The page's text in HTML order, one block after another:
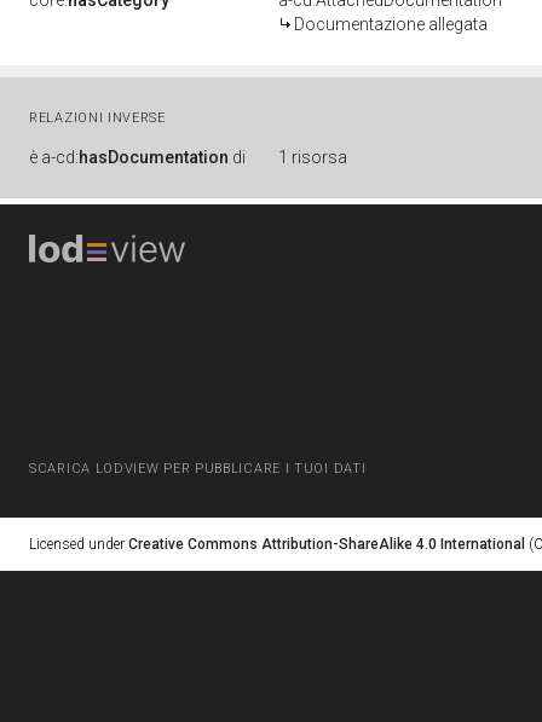
Documentazione allegata
RELAZIONI INVERSE
è a-cd:hasDocumentation di 1 risorsa
SCARICA LODVIEW PER PUBBLICARE I TUOI DATI
Licensed under Creative Commons Attribution-ShareAlike 4.0 International